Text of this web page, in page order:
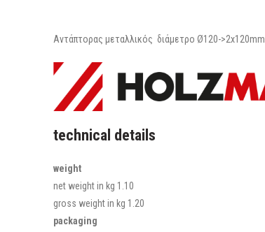
Αντάπτορας μεταλλικός διάμετρο Ø120->2x120mm
technical details
weight
net weight in kg 1.10
gross weight in kg 1.20
packaging